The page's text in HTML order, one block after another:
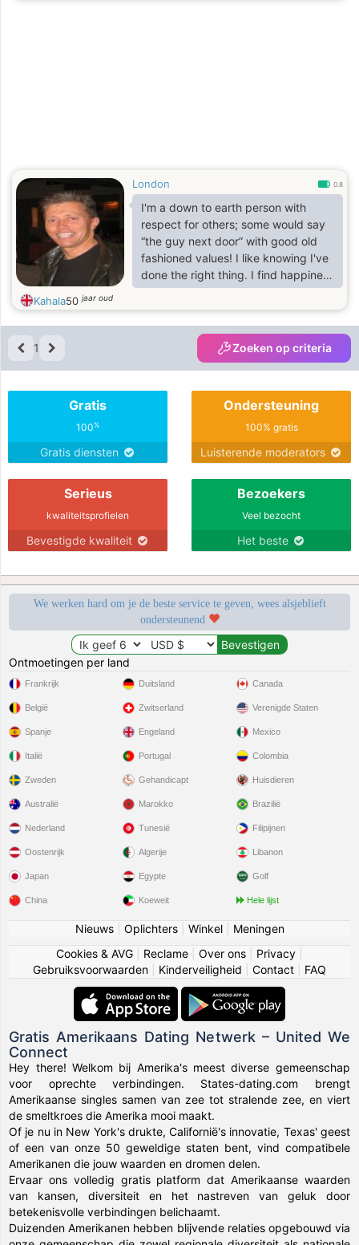
London 0.8
I'm a down to earth person with
respect for others; some would say
“the guy next door” with good old
fashioned values! I like knowing I've
done the right thing. I find happiness
comes from making others happy
first! I love travelling and meeting
the locals. I love to try their food, .
although when I say their food, I
don’t actually mean, "their" food, I
simply eat off their plate! I’ve done
OK but would love to meet a cute
girl to share it all with.
Kahala50jaar oud
1 Zoeken op criteria
Gratis
100%
Gratis diensten
Ondersteuning
100% gratis
Luisterende moderators
Serieus
kwaliteitsprofielen
Bevestigde kwaliteit
Bezoekers
Veel bezocht
Het beste
We werken hard om je de beste service te geven, wees alsjeblieft
ondersteunend
Ontmoetingen per land
Frankrijk
België
Spanje
Italië
Zweden
Duitsland
Zwitserland
Engeland
Portugal
Gehandicapt
Canada
Verenigde Staten
Mexico
Colombia
Huisdieren
Australië
Nederland
Oostenrijk
Japan
China
Marokko
Tunesië
Algerije
Egypte
Koeweit
Brazilië
Filipijnen
Libanon
Golf
Hele lijst
Nieuws| Oplichters| Winkel| Meningen
Cookies & AVG
Reclame Over ons Privacy
Gebruiksvoorwaarden
Kinderveiligheid Contact FAQ
Gratis Amerikaans Dating Netwerk – United We
Connect
Hey there! Welkom bij Amerika's meest diverse gemeenschap
voor oprechte verbindingen. States-dating.com brengt
Amerikaanse singles samen van zee tot stralende zee, en viert
de smeltkroes die Amerika mooi maakt.
Of je nu in New York's drukte, Californië's innovatie, Texas' geest
of een van onze 50 geweldige staten bent, vind compatibele
Amerikanen die jouw waarden en dromen delen.
Ervaar ons volledig gratis platform dat Amerikaanse waarden
van kansen, diversiteit en het nastreven van geluk door
betekenisvolle verbindingen belichaamt.
Duizenden Amerikanen hebben blijvende relaties opgebouwd via